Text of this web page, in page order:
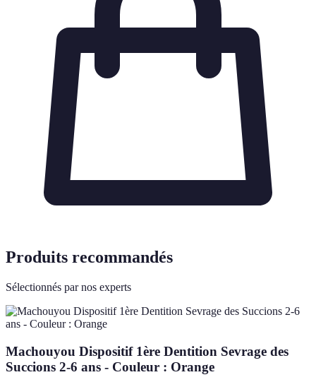
Produits recommandés
Sélectionnés par nos experts
Machouyou Dispositif 1ère Dentition Sevrage des
Succions 2-6 ans - Couleur : Orange